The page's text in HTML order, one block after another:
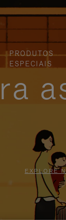
PRODUTOS
ESPECIAIS
EXPLORE